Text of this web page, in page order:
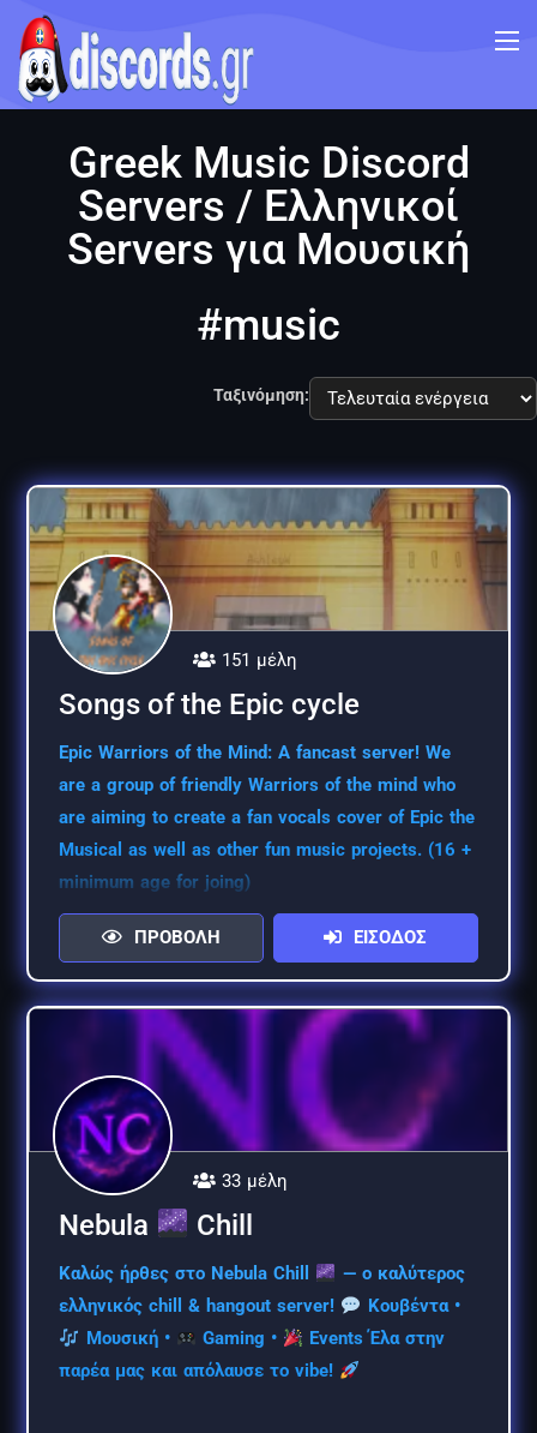
Greek Music Discord
Servers / Ελληνικοί
Servers για Μουσική
#music
Ταξινόμηση:
151 μέλη
Songs of the Epic cycle
Epic Warriors of the Mind: A fancast server! We
are a group of friendly Warriors of the mind who
are aiming to create a fan vocals cover of Epic the
Musical as well as other fun music projects. (16 +
minimum age for joing)
ΠΡΟΒΟΛΗ ΕΙΣΟΔΟΣ
33 μέλη
Nebula Chill
Καλώς ήρθες στο Nebula Chill
— ο καλύτερος
ελληνικός chill & hangout server!
Κουβέντα •
Μουσική •
Gaming •
Events Έλα στην
παρέα μας και απόλαυσε το vibe!